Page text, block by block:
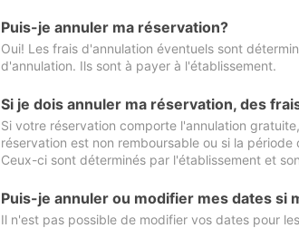
Puis-je annuler ma réservation?
Oui! Les frais d'annulation éventuels sont
d'annulation. Ils sont à payer à l'établissement.
Si je dois annuler ma réservation, des
Si votre réservation comporte l'annulation
réservation est non remboursable ou si la
Ceux-ci sont déterminés par l'établissement et
Puis-je annuler ou modifier mes dates si
Il n'est pas possible de modifier vos dates pour